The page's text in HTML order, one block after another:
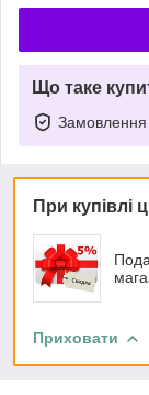
Що таке
Замовлення
При купівлі
Приховати